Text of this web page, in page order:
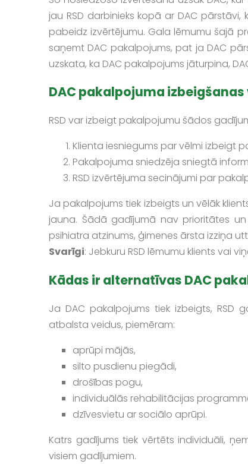
jau RSD darbinieks kopā ar DAC
pabeidz izvērtējumu. Gala lēmumu šajā
saņemt DAC pakalpojums, pat ja DAC
uzskata, ka DAC pakalpojums jāturpina,
DAC pakalpojuma izbeigšanas
RSD var izbeigt pakalpojumu šādos
Klienta iesniegums par vēlmi izbeigt
Pakalpojuma sniedzēja sniegtā
RSD izvērtējuma secinājumi par
Ja pakalpojums tiek izbeigts un vēlāk
jauna. Šādā gadījumā nav prioritātes
psihiatra atzinums, ģimenes ārsta izziņa
Svarīgi: Jebkuru RSD lēmumu klients vai
Kādas ir alternatīvas DAC
Ja DAC pakalpojums tiek izbeigts,
atbalsta veidus, piemēram:
aprūpi mājās,
silto pusdienu piegādi,
drošības pogu,
individuālās rehabilitācijas
dzīvesvietu ar sociālo aprūpi.
Katrs gadījums tiek vērtēts individuāli,
visiem gadījumiem.